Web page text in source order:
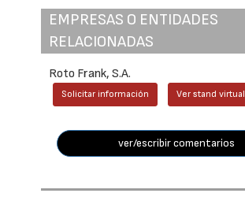
EMPRESAS O ENTIDADES
RELACIONADAS
Roto Frank, S.A.
Solicitar información Ver stand virtual
ver/escribir comentarios